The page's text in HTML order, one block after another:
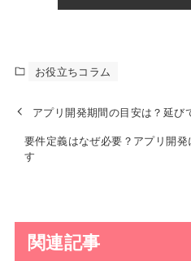
お役立ちコラム
アプリ開発期間の目安は？延
要件定義はなぜ必要？アプリ開
す
関連記事